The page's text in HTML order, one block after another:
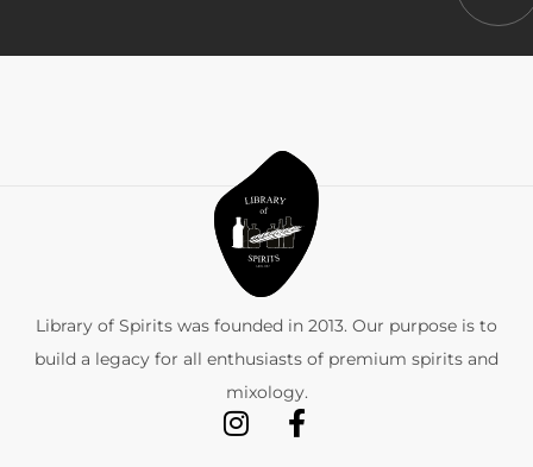
Library of Spirits was founded in 2013. Our purpose is to
build a legacy for all enthusiasts of premium spirits and
mixology.